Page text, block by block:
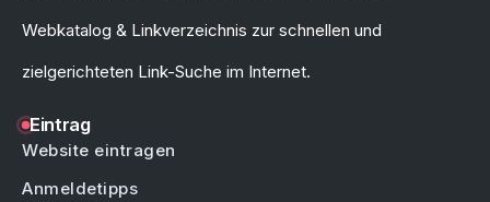
Webkatalog & Linkverzeichnis zur schnellen und
zielgerichteten Link-Suche im Internet.
Eintrag
Website eintragen
Anmeldetipps